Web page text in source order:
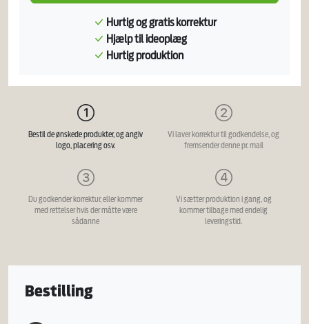
Hurtig og gratis korrektur
Hjælp til ideoplæg
Hurtig produktion
Bestil de ønskede produkter, og angiv
logo, placering osv.
Vi laver korrektur til godkendelse, og
fremsender denne pr. mail
Du godkender korrektur, eller kommer
med rettelser hvis der måtte være
sådanne
Vi sætter produktion i gang, og
kommer tilbage med endelig
leveringstid.
Bestilling